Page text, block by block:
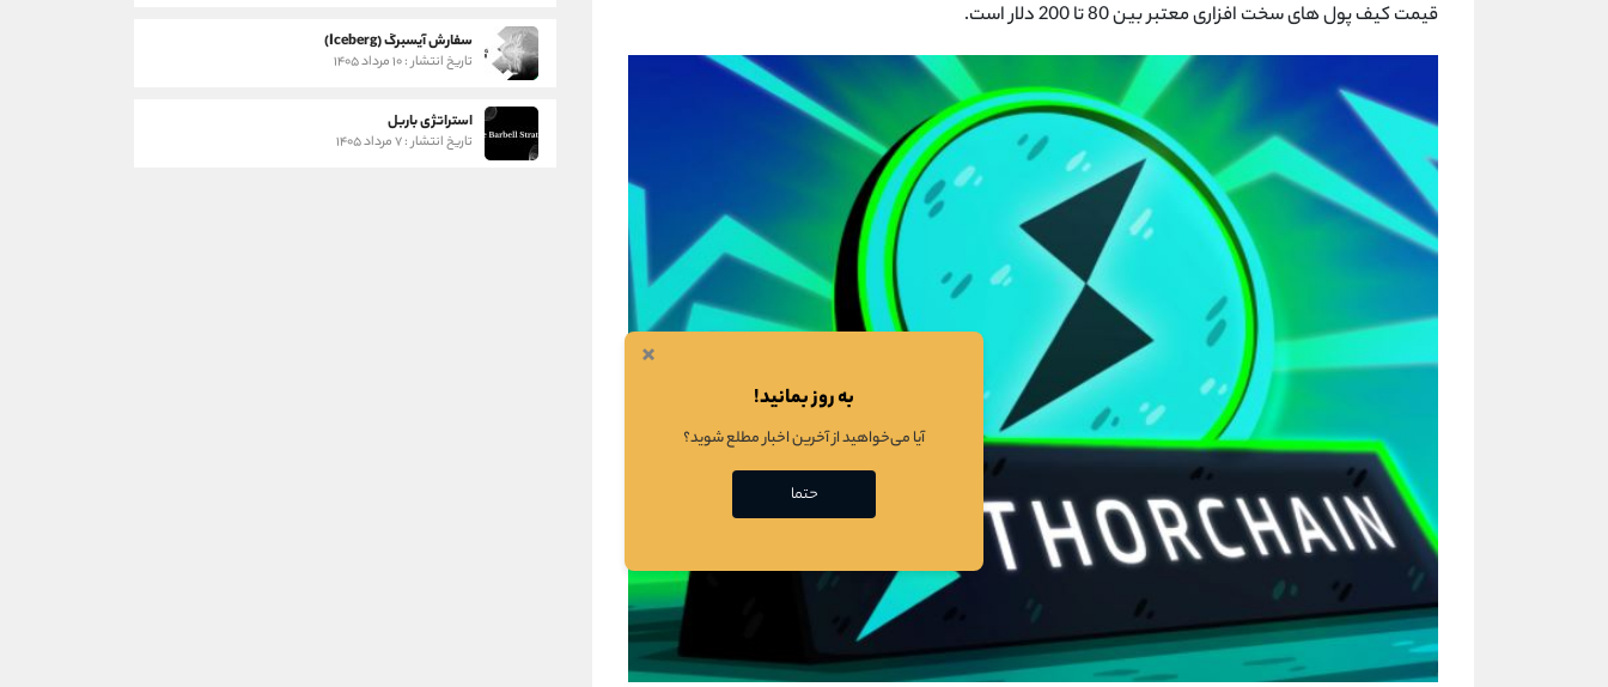
قیمت کیف پول های سخت افزاری معتبر بین 80 تا 200 دلار است.
سفارش آیسبرگ (Iceberg)
تاریخ انتشار : ۱۰ مرداد ۱۴۰۵
استراتژی باربل
تاریخ انتشار : ۷ مرداد ۱۴۰۵
×
به روز بمانید!
آیا می‌خواهید از آخرین اخبار مطلع شوید؟
حتما